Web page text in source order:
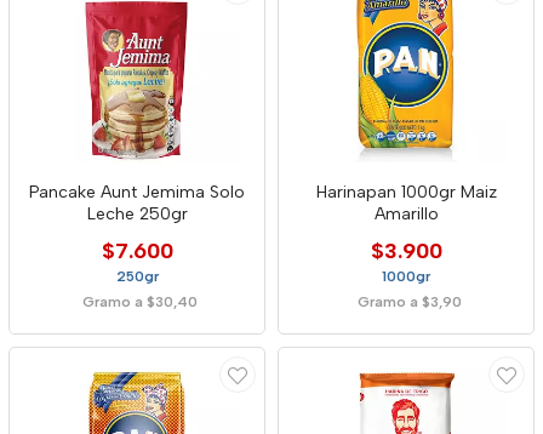
Pancake Aunt Jemima Solo
Leche 250gr
$7.600
250gr
Gramo a $30,40
Harinapan 1000gr Maiz
Amarillo
$3.900
1000gr
Gramo a $3,90